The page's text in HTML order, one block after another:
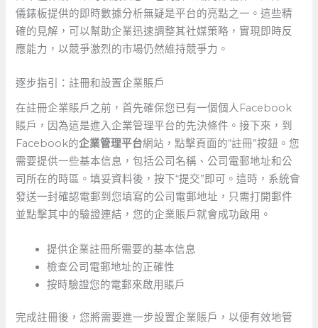
儀錶板提供的即時數據分析無疑是平台的亮點之一。這些精
確的見解，可以幫助企業迅速調整其社媒策略，實現即時反
應能力，以競爭激烈的市場仍然維持競爭力。
逐步指引：註冊和設置企業賬戶
在註冊企業賬戶之前，首先確保您已有一個個人Facebook
賬戶，因為這是進入企業管理平台的先決條件。接下來，到
Facebook的企業管理平台網站，點擊頁面的“註冊”按鈕。您
需要提供一些基本信息，包括公司名稱、公司電郵地址和公
司所在的時區。填妥資料後，按下“提交”即可。這時，系統會
發送一封確認電郵到您填寫的公司電郵地址，只需打開郵件
並點擊其中的驗證連結，您的企業賬戶就會成功啟用。
提供企業註冊所需要的基本信息
檢查公司電郵地址的正確性
按時驗證您的電郵來啟用賬戶
完成註冊後，您將需要進一步設置企業賬戶，以便有效地管